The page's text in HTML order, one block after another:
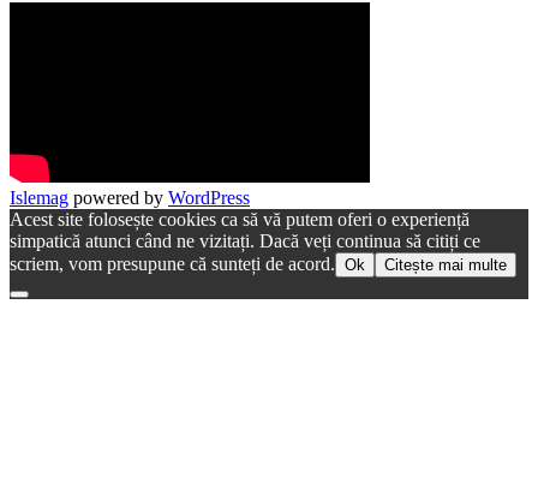
Islemag powered by WordPress
Acest site folosește cookies ca să vă putem oferi o experiență
simpatică atunci când ne vizitați. Dacă veți continua să citiți ce
scriem, vom presupune că sunteți de acord. Ok Citește mai multe